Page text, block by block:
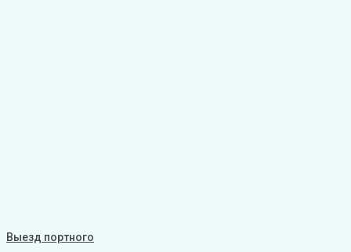
Выезд портного